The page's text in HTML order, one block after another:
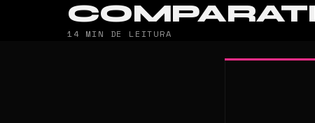
14 MIN DE LEITURA